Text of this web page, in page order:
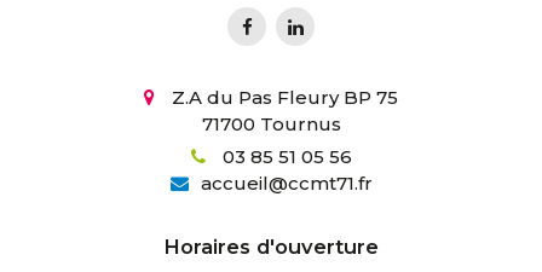
Z.A du Pas Fleury BP 75
71700 Tournus
03 85 51 05 56
accueil@ccmt71.fr
Horaires d'ouverture